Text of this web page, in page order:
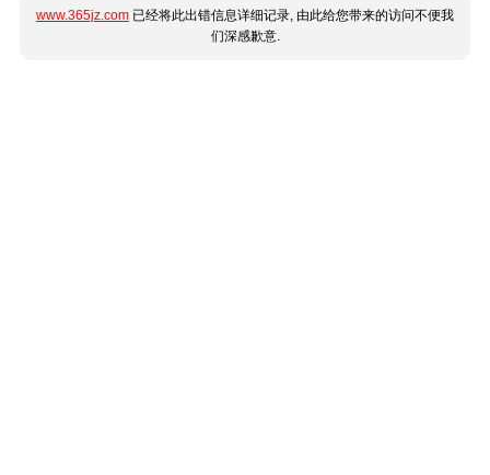
www.365jz.com 已经将此出错信息详细记录, 由此给您带来的访问不便我
们深感歉意.